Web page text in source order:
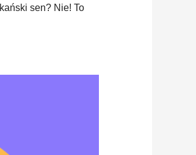
sen? Nie! To